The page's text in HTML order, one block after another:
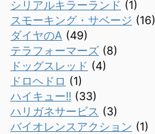
シリアルキラーランド (1)
スモーキング・サベージ (16)
ダイヤのA (49)
テラフォーマーズ (8)
ドッグスレッド (4)
ドロヘドロ (1)
ハイキュー!! (33)
ハリガネサービス (3)
バイオレンスアクション (1)